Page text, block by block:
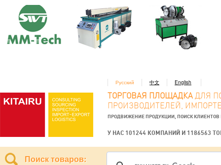
Русский 中文 English
ТОРГОВАЯ ПЛОЩАДКА ДЛЯ
ПРОИЗВОДИТЕЛЕЙ,
ПРОДВИЖЕНИЕ ПРОДУКЦИИ, ПОИСК КЛИЕНТОВ
У НАС 101244 КОМПАНИЙ И 1186563
Поиск товаров: